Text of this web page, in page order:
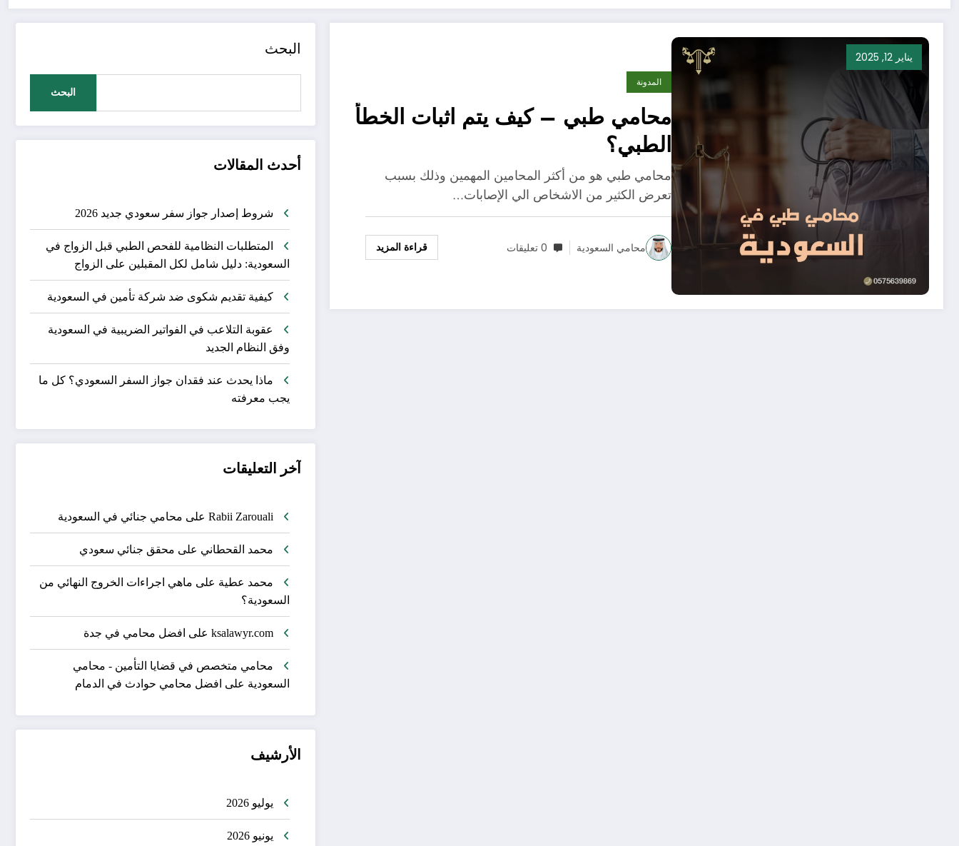
يناير 12, 2025
المدونة
محامي طبي – كيف يتم اثبات الخطأ
الطبي؟
محامي طبي هو من أكثر المحامين المهمين وذلك بسبب
تعرض الكثير من الاشخاص الي الإصابات…
محامي السعودية 0 تعليقات قراءة المزيد
البحث
البحث
أحدث المقالات
شروط إصدار جواز سفر سعودي جديد 2026
المتطلبات النظامية للفحص الطبي قبل الزواج في
السعودية: دليل شامل لكل المقبلين على الزواج
كيفية تقديم شكوى ضد شركة تأمين في السعودية
عقوبة التلاعب في الفواتير الضريبية في السعودية
وفق النظام الجديد
ماذا يحدث عند فقدان جواز السفر السعودي؟ كل ما
يجب معرفته
آخر التعليقات
Rabii Zarouali على محامي جنائي في السعودية
محمد القحطاني على محقق جنائي سعودي
محمد عطية على ماهي اجراءات الخروج النهائي من
السعودية؟
ksalawyr.com على افضل محامي في جدة
محامي متخصص في قضايا التأمين - محامي
السعودية على افضل محامي حوادث في الدمام
الأرشيف
يوليو 2026
يونيو 2026